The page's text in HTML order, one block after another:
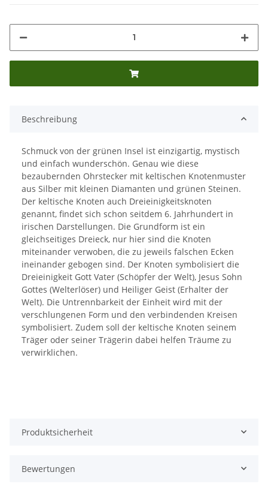
Beschreibung
Schmuck von der grünen Insel ist einzigartig, mystisch
und einfach wunderschön. Genau wie diese
bezaubernden Ohrstecker mit keltischen Knotenmuster
aus Silber mit kleinen Diamanten und grünen Steinen.
Der keltische Knoten auch Dreieinigkeitsknoten
genannt, findet sich schon seitdem 6. Jahrhundert in
irischen Darstellungen. Die Grundform ist ein
gleichseitiges Dreieck, nur hier sind die Knoten
miteinander verwoben, die zu jeweils falschen Ecken
ineinander gebogen sind. Der Knoten symbolisiert die
Dreieinigkeit Gott Vater (Schöpfer der Welt), Jesus Sohn
Gottes (Welterlöser) und Heiliger Geist (Erhalter der
Welt). Die Untrennbarkeit der Einheit wird mit der
verschlungenen Form und den verbindenden Kreisen
symbolisiert. Zudem soll der keltische Knoten seinem
Träger oder seiner Trägerin dabei helfen Träume zu
verwirklichen.
Produktsicherheit
Bewertungen